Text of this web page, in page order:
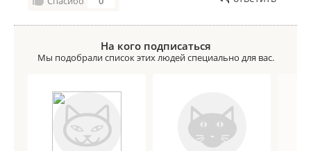
На кого подписаться
Мы подобрали список этих людей специально для вас.